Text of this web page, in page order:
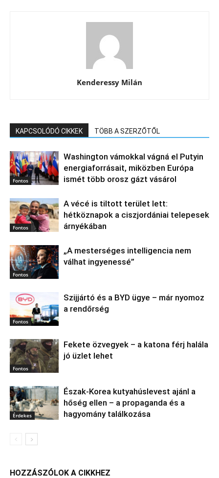
Kenderessy Milán
KAPCSOLÓDÓ CIKKEK TÖBB A SZERZŐTŐL
Fontos
Washington vámokkal vágná el Putyin
energiaforrásait, miközben Európa
ismét több orosz gázt vásárol
Fontos
A vécé is tiltott terület lett:
hétköznapok a ciszjordániai telepesek
árnyékában
Fontos
„A mesterséges intelligencia nem
válhat ingyenessé”
Fontos
Szijjártó és a BYD ügye – már nyomoz
a rendőrség
Fontos
Fekete özvegyek – a katona férj halála
jó üzlet lehet
Érdekes
Észak‑Korea kutyahúslevest ajánl a
hőség ellen – a propaganda és a
hagyomány találkozása
HOZZÁSZÓLOK A CIKKHEZ